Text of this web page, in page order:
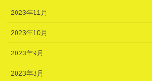
2023年11月
2023年10月
2023年9月
2023年8月